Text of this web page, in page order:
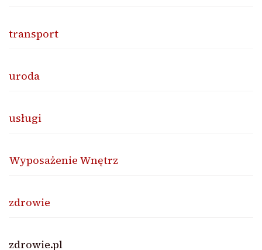
transport
uroda
usługi
Wyposażenie Wnętrz
zdrowie
zdrowie.pl